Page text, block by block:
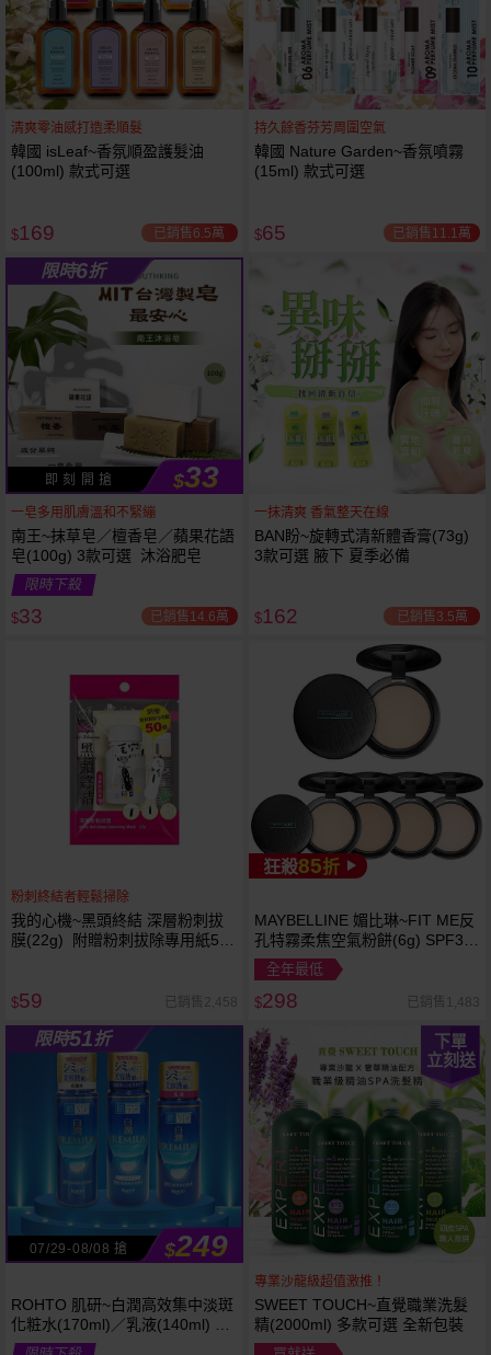
立刻送
清爽零油感打造柔順髮
韓國 isLeaf~香氛順盈護髮油
(100ml) 款式可選
$169 已銷售6.5萬
持久餘香芬芳周圍空氣
韓國 Nature Garden~香氛噴霧
(15ml) 款式可選
$65 已銷售11.1萬
限時6折
即 刻 開 搶 $33
一皂多用肌膚溫和不緊繃
南王~抹草皂／檀香皂／蘋果花語
皂(100g) 3款可選 沐浴肥皂
限時下殺
$33 已銷售14.6萬
一抹清爽 香氣整天在線
BAN盼~旋轉式清新體香膏(73g)
3款可選 腋下 夏季必備
$162 已銷售3.5萬
粉刺終結者輕鬆掃除
我的心機~黑頭終結 深層粉刺拔
膜(22g) 附贈粉刺拔除專用紙50
$59 已銷售2,458
狂殺85折
MAYBELLINE 媚比琳~FIT ME反
孔特霧柔焦空氣粉餅(6g) SPF32
PA+++ 款式可選 空氣小圓餅
全年最低
$298 已銷售1,483
限時51折
07/29-08/08 搶 $249
ROHTO 肌研~白潤高效集中淡斑
化粧水(170ml)／乳液(140ml) 款
式可選
下單
立刻送
專業沙龍級超值激推！
SWEET TOUCH~直覺職業洗髮
精(2000ml) 多款可選 全新包裝